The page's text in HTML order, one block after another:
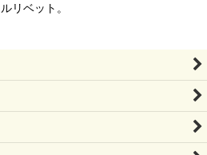
ルリベット。